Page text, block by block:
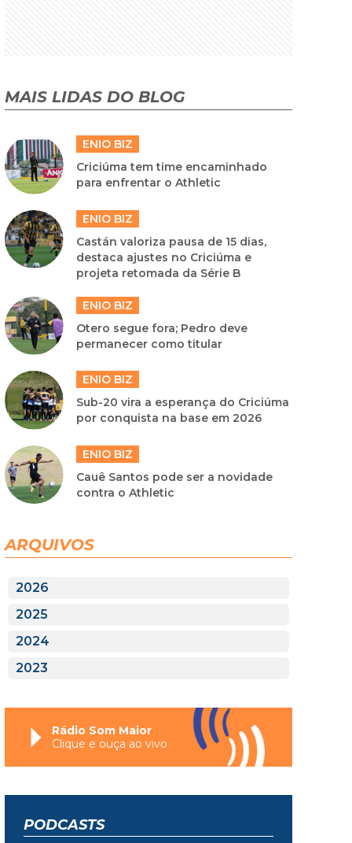
MAIS LIDAS DO BLOG
ENIO BIZ
Criciúma tem time encaminhado
para enfrentar o Athletic
ENIO BIZ
Castán valoriza pausa de 15 dias,
destaca ajustes no Criciúma e
projeta retomada da Série B
ENIO BIZ
Otero segue fora; Pedro deve
permanecer como titular
ENIO BIZ
Sub-20 vira a esperança do Criciúma
por conquista na base em 2026
ENIO BIZ
Cauê Santos pode ser a novidade
contra o Athletic
ARQUIVOS
2026
2025
2024
2023
Rádio Som Maior
Clique e ouça ao vivo
PODCASTS